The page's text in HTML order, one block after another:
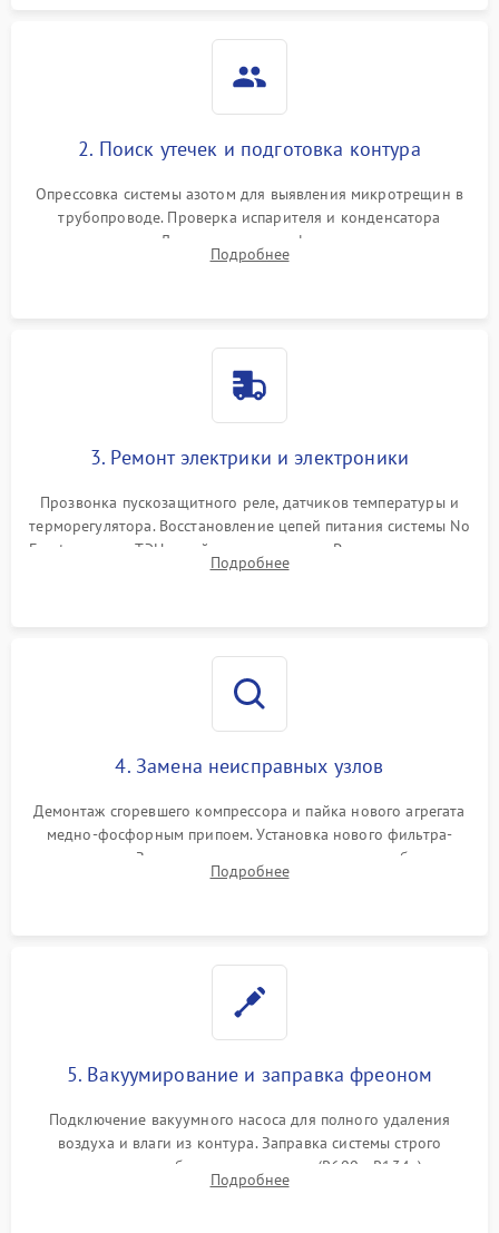
1800 ₽
2. Поиск утечек и подготовка контура
Опрессовка системы азотом для выявления микротрещин в
трубопроводе. Проверка испарителя и конденсатора
течеискателем. Демонтаж старого фильтра-осушителя и
продувка капиллярной трубки для устранения засоров.
Подробнее
3. Ремонт электрики и электроники
Прозвонка пускозащитного реле, датчиков температуры и
терморегулятора. Восстановление цепей питания системы No
Frost, включая ТЭН оттайки и вентилятор. Ремонт или замена
платы управления при сбоях алгоритмов.
Подробнее
4. Замена неисправных узлов
Демонтаж сгоревшего компрессора и пайка нового агрегата
медно-фосфорным припоем. Установка нового фильтра-
осушителя. Замена изношенных вентиляторов обдува,
сломанных заслонок или поврежденных дверных петель.
Подробнее
5. Вакуумирование и заправка фреоном
Подключение вакуумного насоса для полного удаления
воздуха и влаги из контура. Заправка системы строго
дозированным объемом хладагента (R600a, R134a) по
электронным весам. Контроль рабочего давления в системе.
Подробнее